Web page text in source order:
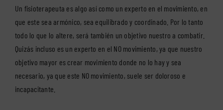
Un fisioterapeuta es algo así como un experto en el movimiento, en
que este sea armónico, sea equilibrado y coordinado. Por lo tanto
todo lo que lo altere, será también un objetivo nuestro a combatir.
Quizás incluso es un experto en el NO movimiento, ya que nuestro
objetivo mayor es crear movimiento donde no lo hay y sea
necesario, ya que este NO movimiento, suele ser doloroso e
incapacitante.